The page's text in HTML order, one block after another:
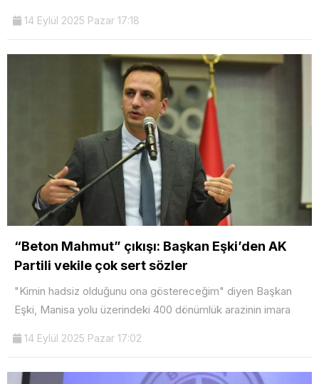
14 Eylül 2025 Pazar 17:18
“Beton Mahmut” çıkışı: Başkan Eşki’den AK
Partili vekile çok sert sözler
"Kimin hadsiz olduğunu ona göstereceğim" diyen Başkan
Eşki, Manisa yolu üzerindeki 400 dönümlük arazinin imara
14 Eylül 2025 Pazar 17:02